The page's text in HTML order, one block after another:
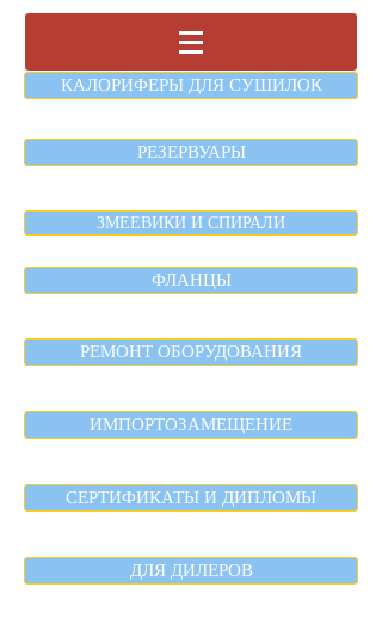
КАЛОРИФЕРЫ ДЛЯ СУШИЛОК
РЕЗЕРВУАРЫ
ЗМЕЕВИКИ И СПИРАЛИ
ФЛАНЦЫ
РЕМОНТ ОБОРУДОВАНИЯ
ИМПОРТОЗАМЕЩЕНИЕ
СЕРТИФИКАТЫ И ДИПЛОМЫ
ДЛЯ ДИЛЕРОВ